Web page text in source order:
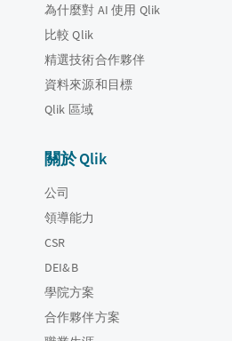
為什麼對 AI 使用 Qlik
比較 Qlik
精選技術合作夥伴
資料來源和目標
Qlik 區域
關於 Qlik
公司
領導能力
CSR
DEI&B
學院方案
合作夥伴方案